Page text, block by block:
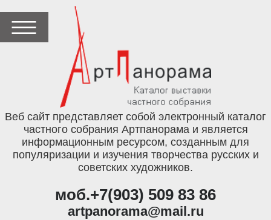
Веб сайт представляет собой электронный каталог
частного собрания Артпанорама и является
информационным ресурсом, созданным для
популяризации и изучения творчества русских и
советских художников.
моб.+7(903) 509 83 86
artpanorama@mail.ru